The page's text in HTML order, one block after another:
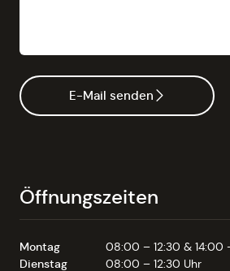
E-Mail senden
Öffnungszeiten
Montag
08:00 – 12:30 & 14:00
Dienstag
08:00 – 12:30 Uhr